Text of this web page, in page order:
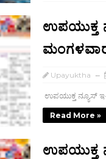
ಉಪಯುಕ್ತ
Upayuktha
ಉಪಯುಕ್ತ ನ್ಯೂಸ್
Read More »
ಉಪಯುಕ್ತ